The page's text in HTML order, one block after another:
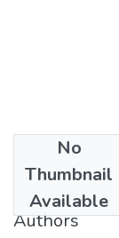
No
Thumbnail
Available
2002
Authors